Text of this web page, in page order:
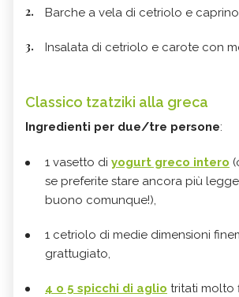
Barche a vela di cetriolo e caprino
Insalata di cetriolo e carote con
Classico tzatziki alla greca
Ingredienti per due/tre persone:
1 vasetto di yogurt greco intero
se preferite stare ancora più
buono comunque!),
1 cetriolo di medie dimensioni
grattugiato,
4 o 5 spicchi di aglio tritati molto